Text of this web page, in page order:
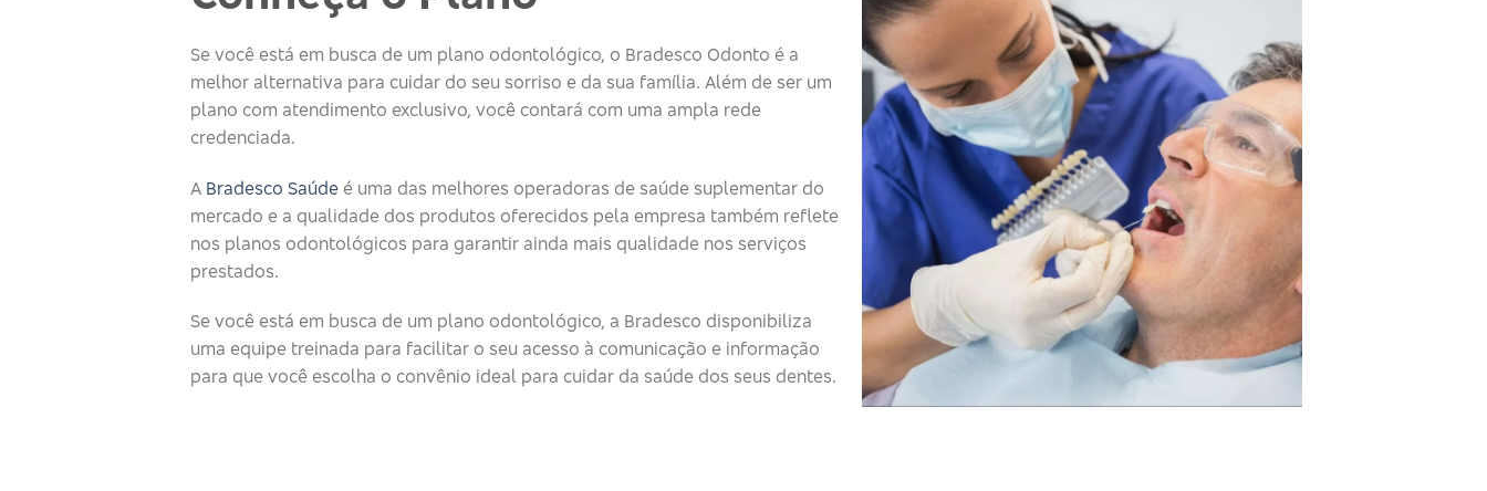
Se você está em busca de um plano odontológico, o Bradesco Odonto é a
melhor alternativa para cuidar do seu sorriso e da sua família. Além de ser um
plano com atendimento exclusivo, você contará com uma ampla rede
credenciada.
A Bradesco Saúde é uma das melhores operadoras de saúde suplementar do
mercado e a qualidade dos produtos oferecidos pela empresa também reflete
nos planos odontológicos para garantir ainda mais qualidade nos serviços
prestados.
Se você está em busca de um plano odontológico, a Bradesco disponibiliza
uma equipe treinada para facilitar o seu acesso à comunicação e informação
para que você escolha o convênio ideal para cuidar da saúde dos seus dentes.